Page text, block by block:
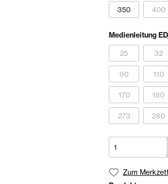
350 400
Medienleitung
25 32
90 110
170 180
273 280
Zum